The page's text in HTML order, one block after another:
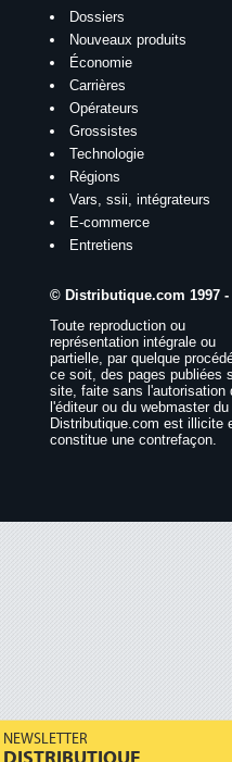
NEWSLETTER
Dossiers
Nouveaux produits
Économie
Carrières
Opérateurs
Grossistes
Technologie
Régions
Vars, ssii, intégrateurs
E-commerce
Entretiens
© Distributique.com 1997 -
Toute reproduction ou
représentation intégrale ou
partielle, par quelque
ce soit, des pages publiées
site, faite sans l'autorisation
l'éditeur ou du webmaster
Distributique.com est illicite
constitue une contrefaçon.